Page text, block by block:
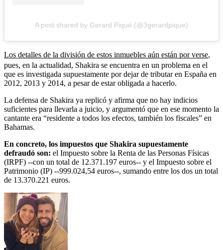
A post shared by Gerard Piqué (@3gerardpique)
Los detalles de la división de estos inmuebles aún están por verse,
pues, en la actualidad, Shakira se encuentra en un problema en el
que es investigada supuestamente por dejar de tributar en España en
2012, 2013 y 2014, a pesar de estar obligada a hacerlo.
La defensa de Shakira ya replicó y afirma que no hay indicios
suficientes para llevarla a juicio, y argumentó que en ese momento la
cantante era “residente a todos los efectos, también los fiscales” en
Bahamas.
En concreto, los impuestos que Shakira supuestamente
defraudó son: el Impuesto sobre la Renta de las Personas Físicas
(IRPF) --con un total de 12.371.197 euros-- y el Impuesto sobre el
Patrimonio (IP) --999.024,54 euros--, sumando entre los dos un total
de 13.370.221 euros.